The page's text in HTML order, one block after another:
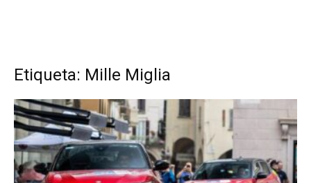
Etiqueta: Mille Miglia